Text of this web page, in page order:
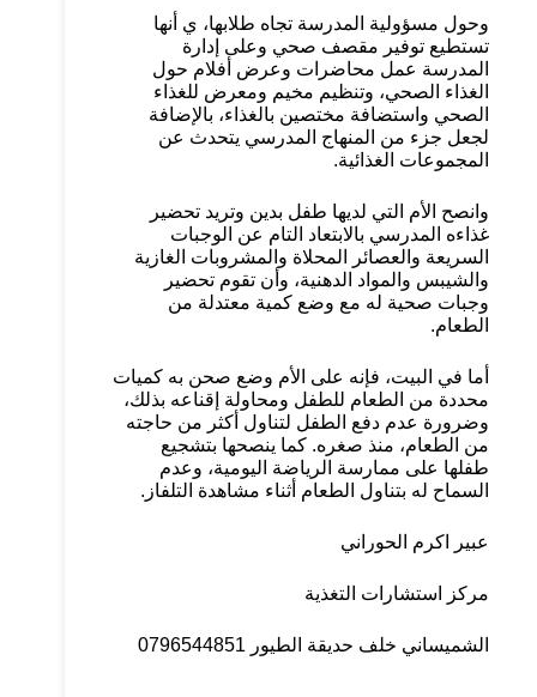
وحول مسؤولية المدرسة تجاه طلابها، ي أنها
تستطيع توفير مقصف صحي وعلى إدارة
المدرسة عمل محاضرات وعرض أفلام حول
الغذاء الصحي، وتنظيم مخيم ومعرض للغذاء
الصحي واستضافة مختصين بالغذاء، بالإضافة
لجعل جزء من المنهاج المدرسي يتحدث عن
المجموعات الغذائية.
وانصح الأم التي لديها طفل بدين وتريد تحضير
غذاءه المدرسي بالابتعاد التام عن الوجبات
السريعة والعصائر المحلاة والمشروبات الغازية
والشيبس والمواد الدهنية، وأن تقوم تحضير
وجبات صحية له مع وضع كمية معتدلة من
الطعام.
أما في البيت، فإنه على الأم وضع صحن به كميات
محددة من الطعام للطفل ومحاولة إقناعه بذلك،
وضرورة عدم دفع الطفل لتناول أكثر من حاجته
من الطعام، منذ صغره. كما ينصحها بتشجيع
طفلها على ممارسة الرياضة اليومية، وعدم
السماح له بتناول الطعام أثناء مشاهدة التلفاز.
عبير اكرم الحوراني
مركز استشارات التغذية
الشميساني خلف حديقة الطيور 0796544851